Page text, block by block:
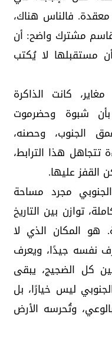
فالناس هناك،
مشترك واضح: أن
مستقبلها لا يُكتب
كانت الذاكرة
بأن شبوة وحضرموت
الجنوب، وحصنه،
هذا الترابط،
القفز عليها.
مجرد مساحة
توازن بين التاريخ
هو المكان الذي لا
نفسه جيدًا، ويعرف
كل الضجيج، يبقى
ليس خيارًا، بل
وتُحرسه الأرض